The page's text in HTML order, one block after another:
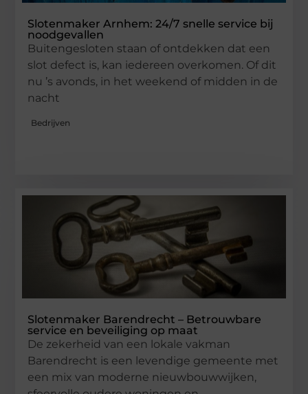
Slotenmaker Arnhem: 24/7 snelle service bij
noodgevallen
Buitengesloten staan of ontdekken dat een
slot defect is, kan iedereen overkomen. Of dit
nu ’s avonds, in het weekend of midden in de
nacht
Bedrijven
Slotenmaker Barendrecht – Betrouwbare
service en beveiliging op maat
De zekerheid van een lokale vakman
Barendrecht is een levendige gemeente met
een mix van moderne nieuwbouwwijken,